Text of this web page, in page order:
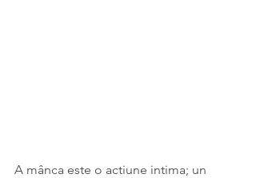
A mânca este o actiune intima; un